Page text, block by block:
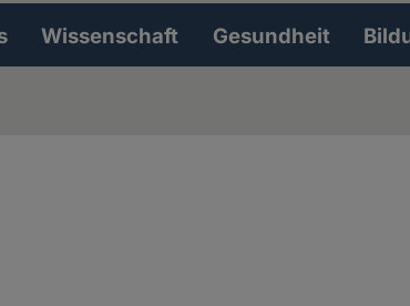
Wissenschaft Gesundheit